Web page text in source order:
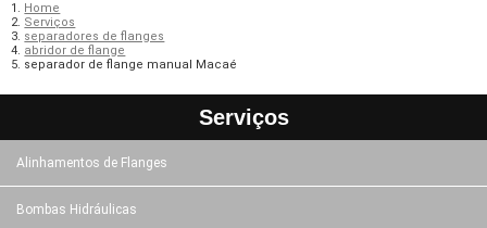
Home
Serviços
separadores de flanges
abridor de flange
separador de flange manual Macaé
Serviços
Alinhamentos de Flanges
Bombas Hidráulicas